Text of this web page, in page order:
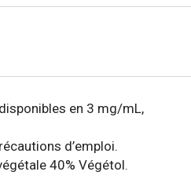
en 3 mg/mL,
d’emploi.
40% Végétol.